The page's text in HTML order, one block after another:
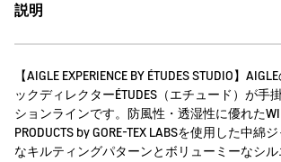
説明
【AIGLE EXPERIENCE BY ÉTUDES STUDIO】
ックディレクターÉTUDES（エチュード）が手
ションラインです。防風性・透湿性に優れた
PRODUCTS by GORE-TEX LABSを使用した中綿
なキルティングパターンとボリューミーなシ